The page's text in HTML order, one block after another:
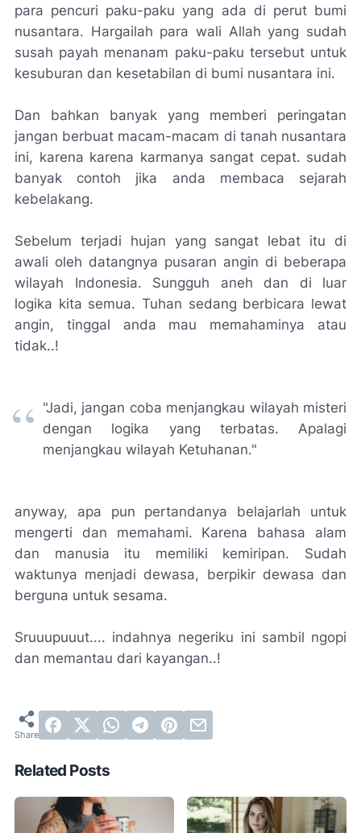
para pencuri paku-paku yang ada di perut bumi
nusantara. Hargailah para wali Allah yang sudah
susah payah menanam paku-paku tersebut untuk
kesuburan dan kesetabilan di bumi nusantara ini.
Dan bahkan banyak yang memberi peringatan
jangan berbuat macam-macam di tanah nusantara
ini, karena karena karmanya sangat cepat. sudah
banyak contoh jika anda membaca sejarah
kebelakang.
Sebelum terjadi hujan yang sangat lebat itu di
awali oleh datangnya pusaran angin di beberapa
wilayah Indonesia. Sungguh aneh dan di luar
logika kita semua. Tuhan sedang berbicara lewat
angin, tinggal anda mau memahaminya atau
tidak..!
"Jadi, jangan coba menjangkau wilayah misteri
dengan logika yang terbatas. Apalagi
menjangkau wilayah Ketuhanan."
anyway, apa pun pertandanya belajarlah untuk
mengerti dan memahami. Karena bahasa alam
dan manusia itu memiliki kemiripan. Sudah
waktunya menjadi dewasa, berpikir dewasa dan
berguna untuk sesama.
Sruuupuuut.... indahnya negeriku ini sambil ngopi
dan memantau dari kayangan..!
Related Posts